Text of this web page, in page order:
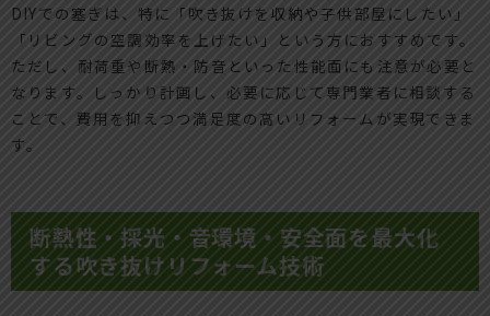
DIYでの塞ぎは、特に「吹き抜けを収納や子供部屋にしたい」
「リビングの空調効率を上げたい」という方におすすめです。
ただし、耐荷重や断熱・防音といった性能面にも注意が必要と
なります。しっかり計画し、必要に応じて専門業者に相談する
ことで、費用を抑えつつ満足度の高いリフォームが実現できま
す。
断熱性・採光・音環境・安全面を最大化
する吹き抜けリフォーム技術